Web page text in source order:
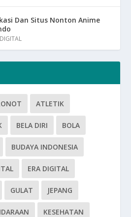
Dan Situs Nonton Anime
DIGITAL
ATLETIK
BELA DIRI BOLA
BUDAYA INDONESIA
ERA DIGITAL
GULAT JEPANG
KESEHATAN